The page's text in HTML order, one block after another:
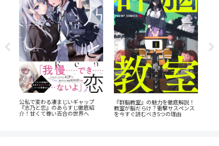
公私で変わる凄まじいギャップ
『志乃と恋』のあらすじ徹底紹
介！甘くて尊い百合の世界へ
『群脳教室』の魅力を徹底解説！
教室が脳だらけ？衝撃サスペンス
を今すぐ読むべき5つの理由